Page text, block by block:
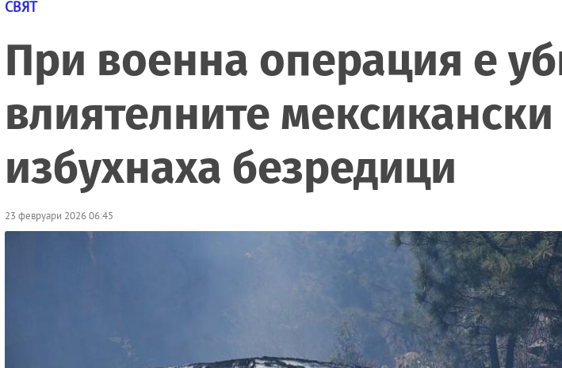
СВЯТ
При военна операция е
влиятелните
избухнаха безредици
23 февруари 2026 06:45